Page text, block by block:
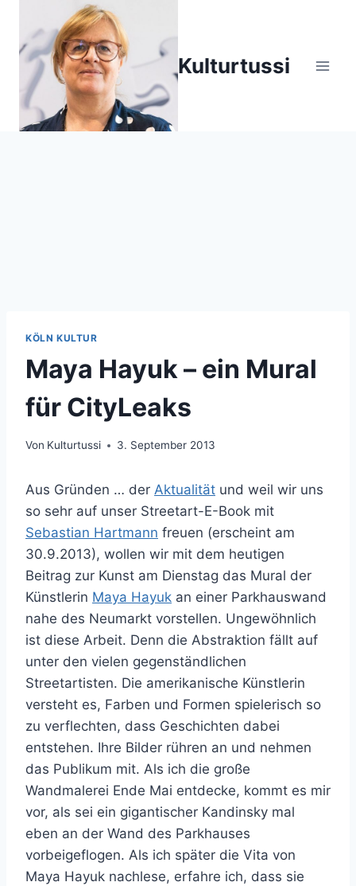
Inhalt
springen
Kulturtussi
KÖLN KULTUR
Maya Hayuk – ein Mural
für CityLeaks
Von Kulturtussi 3. September 2013
Aus Gründen … der Aktualität und weil wir uns
so sehr auf unser Streetart-E-Book mit
Sebastian Hartmann freuen (erscheint am
30.9.2013), wollen wir mit dem heutigen
Beitrag zur Kunst am Dienstag das Mural der
Künstlerin Maya Hayuk an einer Parkhauswand
nahe des Neumarkt vorstellen. Ungewöhnlich
ist diese Arbeit. Denn die Abstraktion fällt auf
unter den vielen gegenständlichen
Streetartisten. Die amerikanische Künstlerin
versteht es, Farben und Formen spielerisch so
zu verflechten, dass Geschichten dabei
entstehen. Ihre Bilder rühren an und nehmen
das Publikum mit. Als ich die große
Wandmalerei Ende Mai entdecke, kommt es mir
vor, als sei ein gigantischer Kandinsky mal
eben an der Wand des Parkhauses
vorbeigeflogen. Als ich später die Vita von
Maya Hayuk nachlese, erfahre ich, dass sie